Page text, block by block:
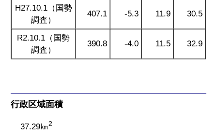
H27.10.1（国勢
調査）
407.1 -5.3 11.9 30.5
R2.10.1（国勢
調査）
390.8 -4.0 11.5 32.9
行政区域面積
37.29㎞2